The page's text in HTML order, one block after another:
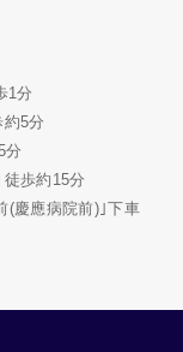
1分
5分
分
歩約15分
(慶應病院前)｣下車